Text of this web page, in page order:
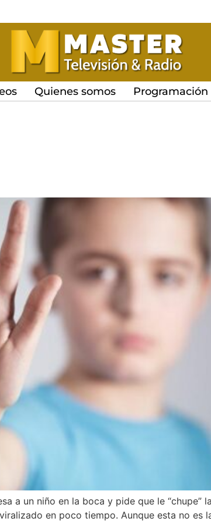
Quienes somos Programación
a un niño en la boca y pide que le “chupe”
en poco tiempo. Aunque esta no